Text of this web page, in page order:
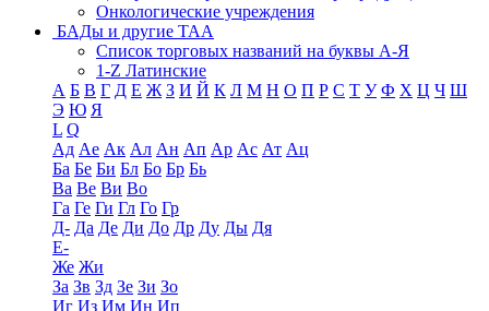
Онкологические учреждения
БАДы и другие ТАА
Список торговых названий на буквы А-Я
1-Z Латинские
А Б В Г Д Е Ж З И Й К Л М Н О П Р С Т У Ф Х Ц Ч Ш
Э Ю Я
L Q
Ад Ае Ак Ал Ан Ап Ар Ас Ат Ац
Ба Бе Би Бл Бо Бр Бь
Ва Ве Ви Во
Га Ге Ги Гл Го Гр
Д- Да Де Ди До Др Ду Ды Дя
Е-
Же Жи
За Зв Зд Зе Зи Зо
Иг Из Им Ин Ип